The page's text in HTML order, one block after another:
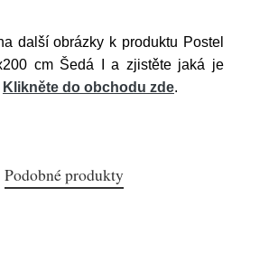
další obrázky k produktu Postel
cm Šedá I a zjistěte jaká je
Klikněte do obchodu zde.
Podobné produkty